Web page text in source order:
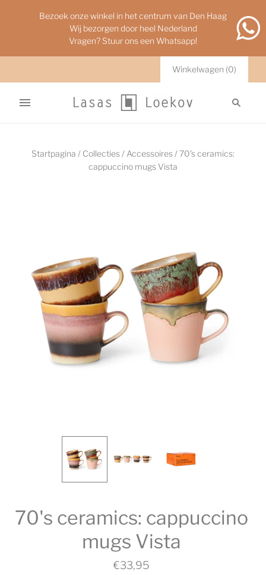
Bezoek onze winkel in het centrum van Den Haag
Wij bezorgen door heel Nederland
Vragen? Stuur ons een Whatsapp!
Winkelwagen (0)
Startpagina / Collecties / Accessoires /70's ceramics:
cappuccino mugs Vista
70's ceramics: cappuccino
mugs Vista
€33,95